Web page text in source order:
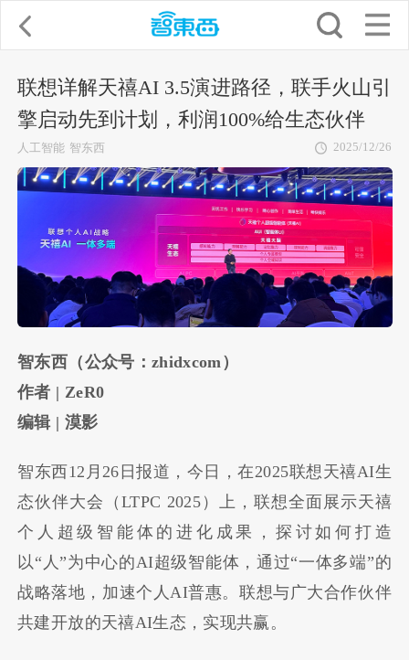
联想详解天禧AI 3.5演进路径，联手火山引
擎启动先到计划，利润100%给生态伙伴
人工智能 智东西 2025/12/26
智东西（公众号：zhidxcom）
作者 | ZeR0
编辑 | 漠影
智东西12月26日报道，今日，在2025联想天禧AI生
态伙伴大会（LTPC 2025）上，联想全面展示天禧
个人超级智能体的进化成果，探讨如何打造
以“人”为中心的AI超级智能体，通过“一体多端”的
战略落地，加速个人AI普惠。联想与广大合作伙伴
共建开放的天禧AI生态，实现共赢。